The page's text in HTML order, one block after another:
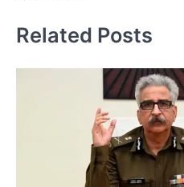
Related Posts